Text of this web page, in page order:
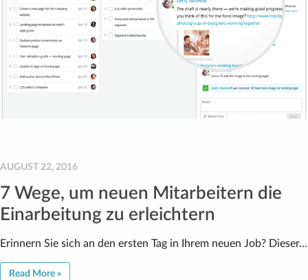
AUGUST 22, 2016
7 Wege, um neuen Mitarbeitern die
Einarbeitung zu erleichtern
Erinnern Sie sich an den ersten Tag in Ihrem neuen Job? Dieser…
Read More »